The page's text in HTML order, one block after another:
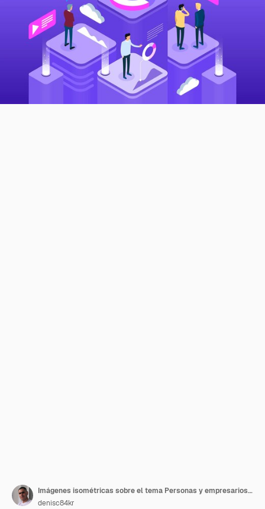
Imágenes isométricas sobre el tema Personas y empresarios están haciendo negocios, marketing y finanzas vector concepto isométrico, ilustración vectorial
denisc84kr